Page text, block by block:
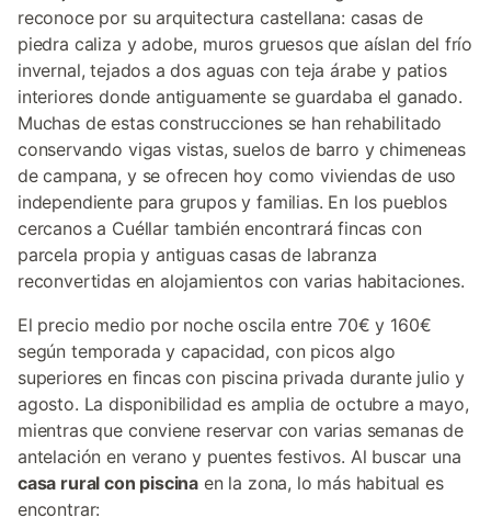
reconoce por su arquitectura castellana: casas de
piedra caliza y adobe, muros gruesos que aíslan del frío
invernal, tejados a dos aguas con teja árabe y patios
interiores donde antiguamente se guardaba el ganado.
Muchas de estas construcciones se han rehabilitado
conservando vigas vistas, suelos de barro y chimeneas
de campana, y se ofrecen hoy como viviendas de uso
independiente para grupos y familias. En los pueblos
cercanos a Cuéllar también encontrará fincas con
parcela propia y antiguas casas de labranza
reconvertidas en alojamientos con varias habitaciones.
El precio medio por noche oscila entre 70€ y 160€
según temporada y capacidad, con picos algo
superiores en fincas con piscina privada durante julio y
agosto. La disponibilidad es amplia de octubre a mayo,
mientras que conviene reservar con varias semanas de
antelación en verano y puentes festivos. Al buscar una
casa rural con piscina en la zona, lo más habitual es
encontrar: